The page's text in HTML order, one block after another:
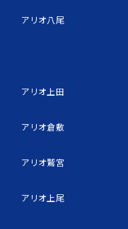
アリオ八尾
アリオ上田
アリオ倉敷
アリオ鷲宮
アリオ上尾